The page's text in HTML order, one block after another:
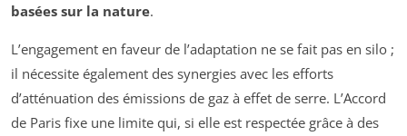
basées sur la nature.
L’engagement en faveur de l’adaptation ne se fait pas en silo ;
il nécessite également des synergies avec les efforts
d’atténuation des émissions de gaz à effet de serre. L’Accord
de Paris fixe une limite qui, si elle est respectée grâce à des